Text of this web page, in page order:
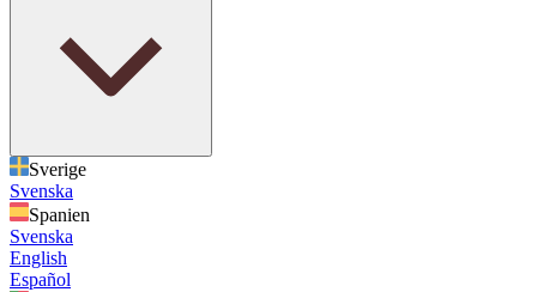
Sverige
Svenska
Spanien
Svenska
English
Español